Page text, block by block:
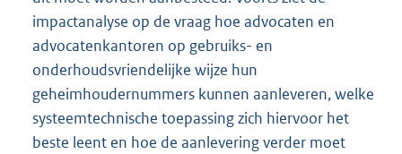
impactanalyse op de vraag hoe advocaten en
advocatenkantoren op gebruiks- en
onderhoudsvriendelijke wijze hun
geheimhoudernummers kunnen aanleveren, welke
systeemtechnische toepassing zich hiervoor het
beste leent en hoe de aanlevering verder moet